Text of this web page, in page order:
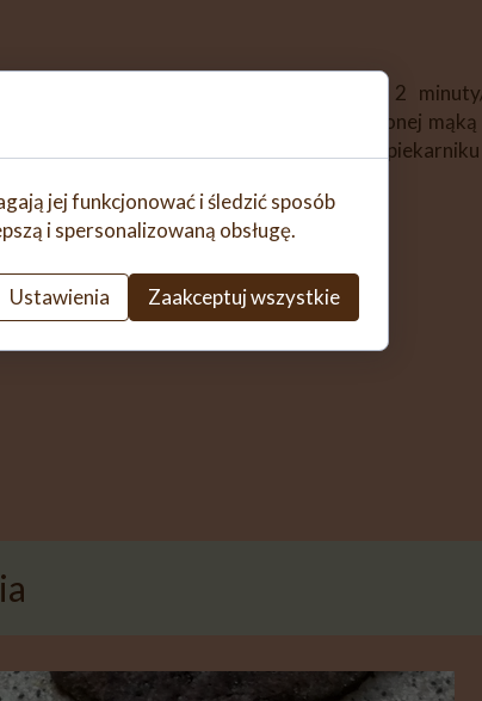
jajko i cukier waniliowy, wyrobić 2
godzinę do lodówki. Na oprószonej
papierem do pieczenia blasze. Piec w
jej funkcjonować i śledzić sposób
i spersonalizowaną obsługę.
Ustawienia Zaakceptuj wszystkie